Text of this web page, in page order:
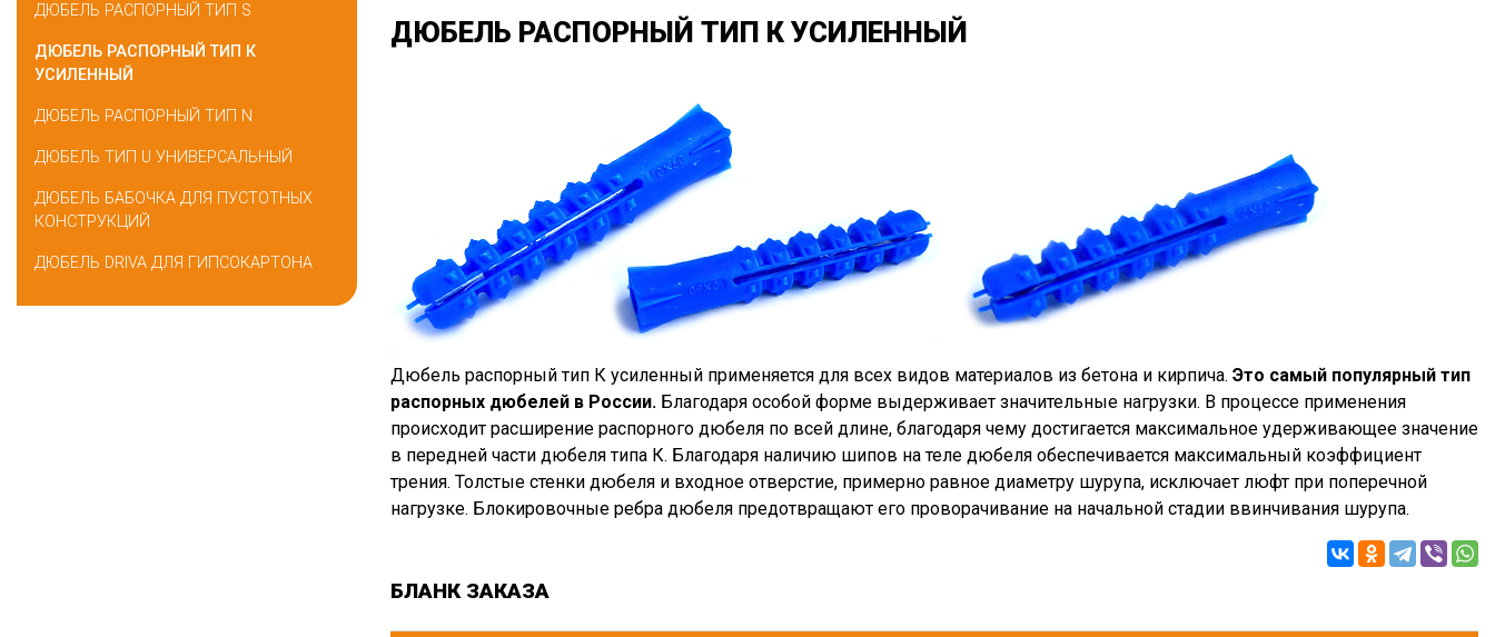
ДЮБЕЛЬ РАСПОРНЫЙ ТИП S
ДЮБЕЛЬ РАСПОРНЫЙ ТИП К
УСИЛЕННЫЙ
ДЮБЕЛЬ РАСПОРНЫЙ ТИП N
ДЮБЕЛЬ ТИП U УНИВЕРСАЛЬНЫЙ
ДЮБЕЛЬ БАБОЧКА ДЛЯ ПУСТОТНЫХ
КОНСТРУКЦИЙ
ДЮБЕЛЬ DRIVA ДЛЯ ГИПСОКАРТОНА
ДЮБЕЛЬ РАСПОРНЫЙ ТИП К УСИЛЕННЫЙ
Дюбель распорный тип К усиленный применяется для всех видов материалов из бетона и кирпича. Это самый популярный тип
распорных дюбелей в России. Благодаря особой форме выдерживает значительные нагрузки. В процессе применения
происходит расширение распорного дюбеля по всей длине, благодаря чему достигается максимальное удерживающее значение
в передней части дюбеля типа К. Благодаря наличию шипов на теле дюбеля обеспечивается максимальный коэффициент
трения. Толстые стенки дюбеля и входное отверстие, примерно равное диаметру шурупа, исключает люфт при поперечной
нагрузке. Блокировочные ребра дюбеля предотвращают его проворачивание на начальной стадии ввинчивания шурупа.
БЛАНК ЗАКАЗА